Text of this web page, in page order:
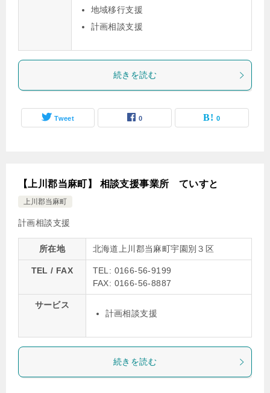
地域移行支援
計画相談支援
続きを読む
Tweet 0 0
【上川郡当麻町】 相談支援事業所 ていすと
上川郡当麻町
計画相談支援
所在地 北海道上川郡当麻町宇園別３区
TEL / FAX
TEL: 0166-56-9199
FAX: 0166-56-8887
サービス
計画相談支援
続きを読む